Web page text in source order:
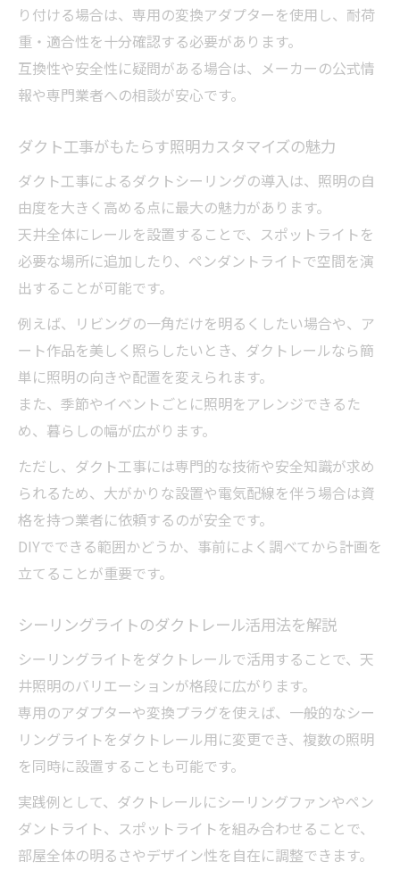
り付ける場合は、専用の変換アダプターを使用し、耐荷
重・適合性を十分確認する必要があります。
互換性や安全性に疑問がある場合は、メーカーの公式情
報や専門業者への相談が安心です。
ダクト工事がもたらす照明カスタマイズの魅力
ダクト工事によるダクトシーリングの導入は、照明の自
由度を大きく高める点に最大の魅力があります。
天井全体にレールを設置することで、スポットライトを
必要な場所に追加したり、ペンダントライトで空間を演
出することが可能です。
例えば、リビングの一角だけを明るくしたい場合や、ア
ート作品を美しく照らしたいとき、ダクトレールなら簡
単に照明の向きや配置を変えられます。
また、季節やイベントごとに照明をアレンジできるた
め、暮らしの幅が広がります。
ただし、ダクト工事には専門的な技術や安全知識が求め
られるため、大がかりな設置や電気配線を伴う場合は資
格を持つ業者に依頼するのが安全です。
DIYでできる範囲かどうか、事前によく調べてから計画を
立てることが重要です。
シーリングライトのダクトレール活用法を解説
シーリングライトをダクトレールで活用することで、天
井照明のバリエーションが格段に広がります。
専用のアダプターや変換プラグを使えば、一般的なシー
リングライトをダクトレール用に変更でき、複数の照明
を同時に設置することも可能です。
実践例として、ダクトレールにシーリングファンやペン
ダントライト、スポットライトを組み合わせることで、
部屋全体の明るさやデザイン性を自在に調整できます。